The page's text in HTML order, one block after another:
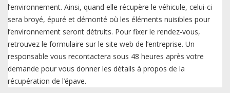
l’environnement. Ainsi, quand elle récupère le véhicule, celui-ci
sera broyé, épuré et démonté où les éléments nuisibles pour
l’environnement seront détruits. Pour fixer le rendez-vous,
retrouvez le formulaire sur le site web de l’entreprise. Un
responsable vous recontactera sous 48 heures après votre
demande pour vous donner les détails à propos de la
récupération de l’épave.